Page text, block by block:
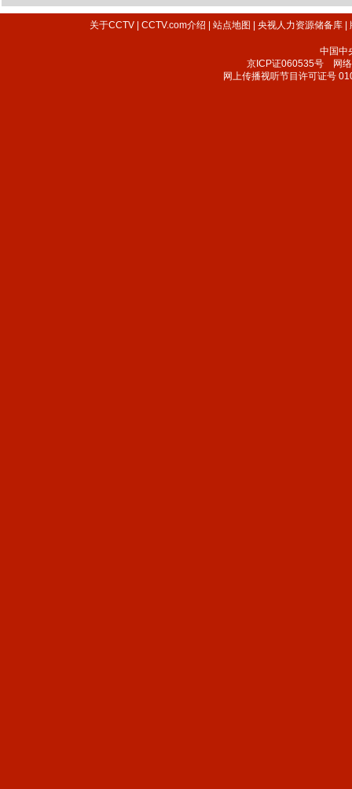
关于CCTV |CCTV.com介绍 |站点地图 |央视人力资源储备库 |
中国中
京ICP证060535号 网络
网上传播视听节目许可证号